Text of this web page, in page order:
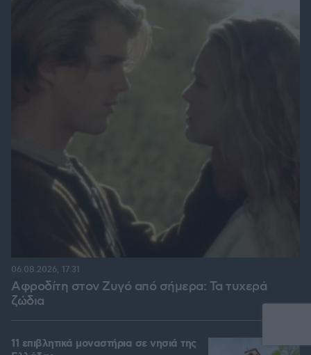
Αφροδίτη στον Ζυγό από σήμερα: Τα τυχερά
ζώδια
06.08.2026, 17:31
11 επιβλητικά μοναστήρια σε νησιά της